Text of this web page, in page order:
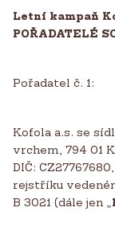
CZ
Letní kampaň
POŘADATELÉ
Pořadatel č. 1:
Kofola a.s. se
vrchem, 794 01
DIČ:
rejstříku
B 3021 (dále jen „